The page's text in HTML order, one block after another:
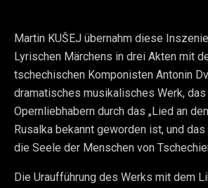
Martin KUŠEJ übernahm diese
Lyrischen Märchens in drei Akten mit
tschechischen Komponisten Antonin
dramatisches musikalisches Werk,
Opernliebhabern durch das „Lied an
Rusalka bekannt geworden ist, und
die Seele der Menschen von
Die Uraufführung des Werks mit dem